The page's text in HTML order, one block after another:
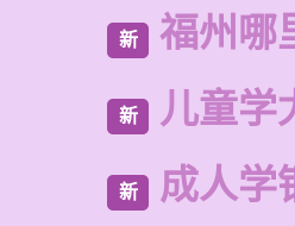
新 福州哪
新 儿童学
新 成人学